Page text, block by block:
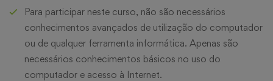
Para participar neste curso, não são necessários
conhecimentos avançados de utilização do computador
ou de qualquer ferramenta informática. Apenas são
necessários conhecimentos básicos no uso do
computador e acesso à Internet.